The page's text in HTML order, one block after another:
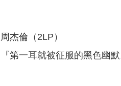
周杰倫（2LP）
『第一耳就被征服的黑色幽